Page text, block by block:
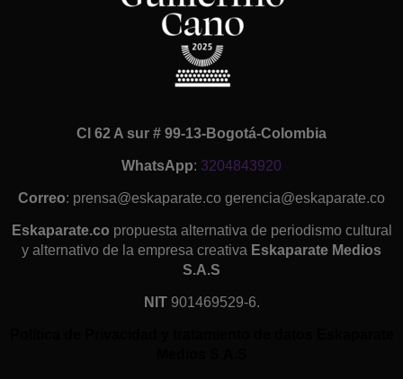
Cl 62 A sur # 99-13-Bogotá-Colombia
WhatsApp: 3204843920
Correo: prensa@eskaparate.co gerencia@eskaparate.co
Eskaparate.co propuesta alternativa de periodismo cultural
y alternativo de la empresa creativa Eskaparate Medios
S.A.S
NIT 901469529-6.